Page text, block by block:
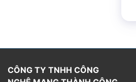
CÔNG TY TNHH CÔNG